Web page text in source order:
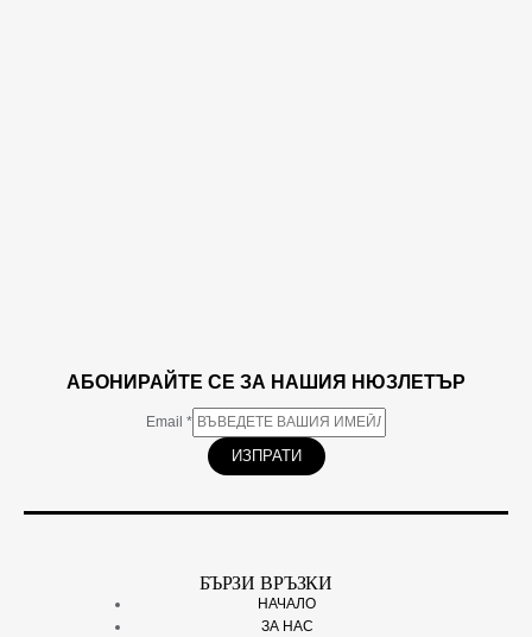
АБОНИРАЙТЕ СЕ ЗА НАШИЯ НЮЗЛЕТЪР
Email *
ИЗПРАТИ
БЪРЗИ ВРЪЗКИ
НАЧАЛО
ЗА НАС